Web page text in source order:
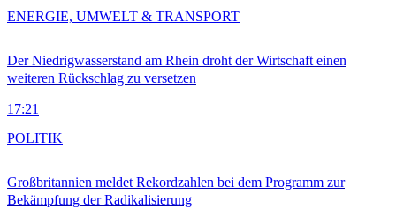
Der Niedrigwasserstand am Rhein droht der Wirtschaft einen
weiteren Rückschlag zu versetzen
17:21
ENERGIE, UMWELT & TRANSPORT
Großbritannien meldet Rekordzahlen bei dem Programm zur
Bekämpfung der Radikalisierung
POLITIK